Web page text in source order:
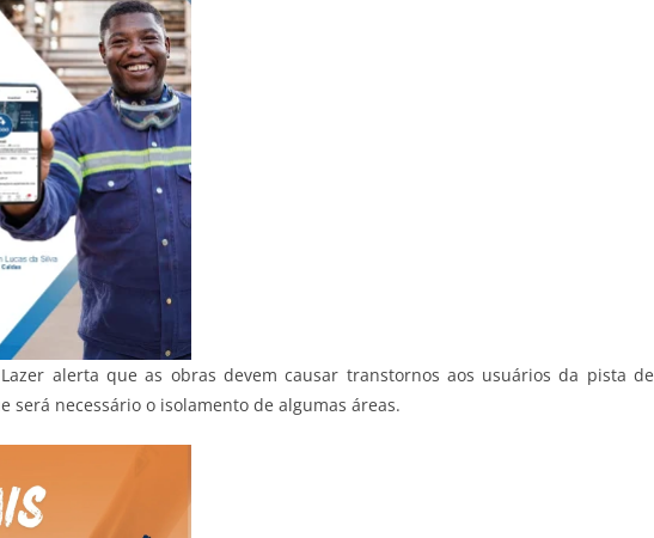
alerta que as obras devem causar transtornos aos usuários da pista de
será necessário o isolamento de algumas áreas.